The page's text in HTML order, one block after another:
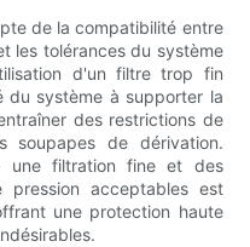
de la compatibilité entre
les tolérances du système
d'un filtre trop fin
du système à supporter la
des restrictions de
soupapes de dérivation.
une filtration fine et des
acceptables est
une protection haute